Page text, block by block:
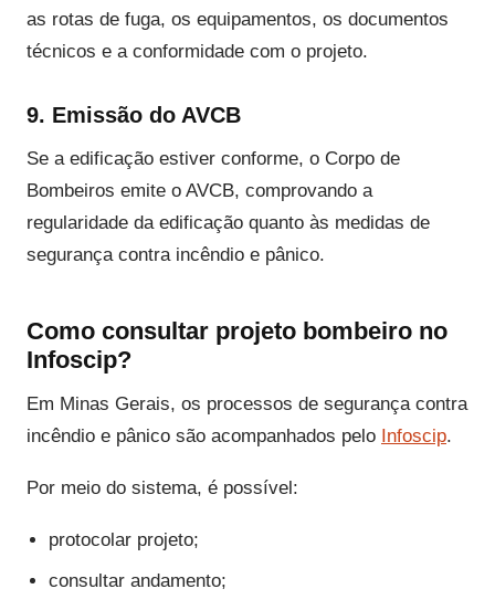
as rotas de fuga, os equipamentos, os documentos
técnicos e a conformidade com o projeto.
9. Emissão do AVCB
Se a edificação estiver conforme, o Corpo de
Bombeiros emite o AVCB, comprovando a
regularidade da edificação quanto às medidas de
segurança contra incêndio e pânico.
Como consultar projeto bombeiro no
Infoscip?
Em Minas Gerais, os processos de segurança contra
incêndio e pânico são acompanhados pelo Infoscip.
Por meio do sistema, é possível:
protocolar projeto;
consultar andamento;